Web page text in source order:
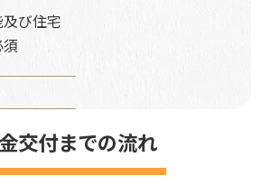
び住宅
交付までの流れ